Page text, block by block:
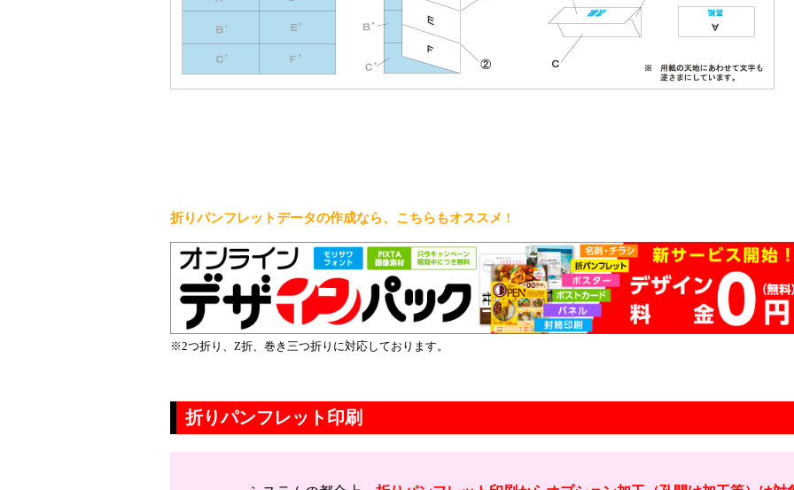
折りパンフレットデータの作成なら、こちらもオススメ !
※2つ折り、Z折、巻き三つ折りに対応しております。
折りパンフレット印刷